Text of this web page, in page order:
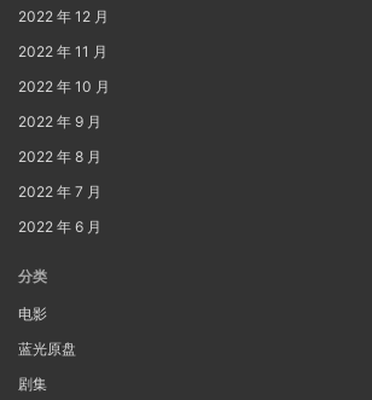
2022 年 12 月
2022 年 11 月
2022 年 10 月
2022 年 9 月
2022 年 8 月
2022 年 7 月
2022 年 6 月
分类
电影
蓝光原盘
剧集